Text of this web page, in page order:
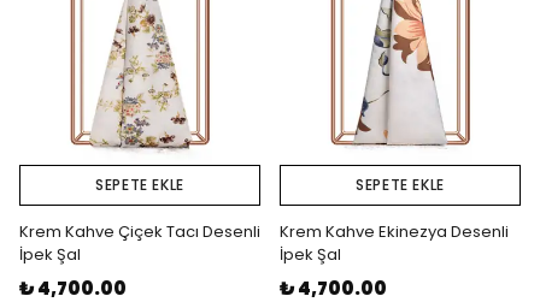
SEPETE EKLE
Krem Kahve Çiçek Tacı Desenli
İpek Şal
₺ 4,700.00
SEPETE EKLE
Krem Kahve Ekinezya Desenli
İpek Şal
₺ 4,700.00